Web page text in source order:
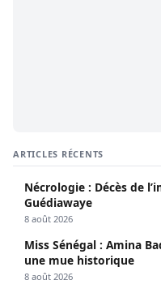
ARTICLES RÉCENTS
Nécrologie : Décès de
Guédiawaye
8 août 2026
Miss Sénégal : Amina
une mue historique
8 août 2026